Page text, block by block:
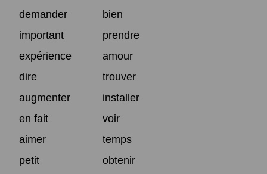
demander
bien
important
prendre
expérience
amour
dire
trouver
augmenter
installer
en fait
voir
aimer
temps
petit
obtenir